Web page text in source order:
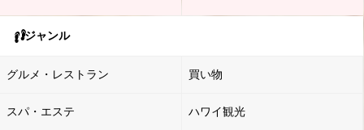
ジャンル
グルメ・レストラン 買い物
スパ・エステ ハワイ観光